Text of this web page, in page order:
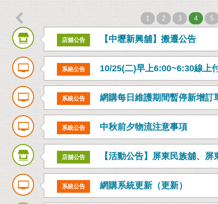
 1 2 3 4 5
店舖公告 【中壢新興舖】搬遷公告
系統公告 10/25(二)早上6:00~6:30線上
系統公告 網購每日維護期間暫停新增訂
系統公告 中秋前夕物流注意事項
店舖公告 【活動公告】屏東民族舖、
系統公告 網購系統更新（更新）